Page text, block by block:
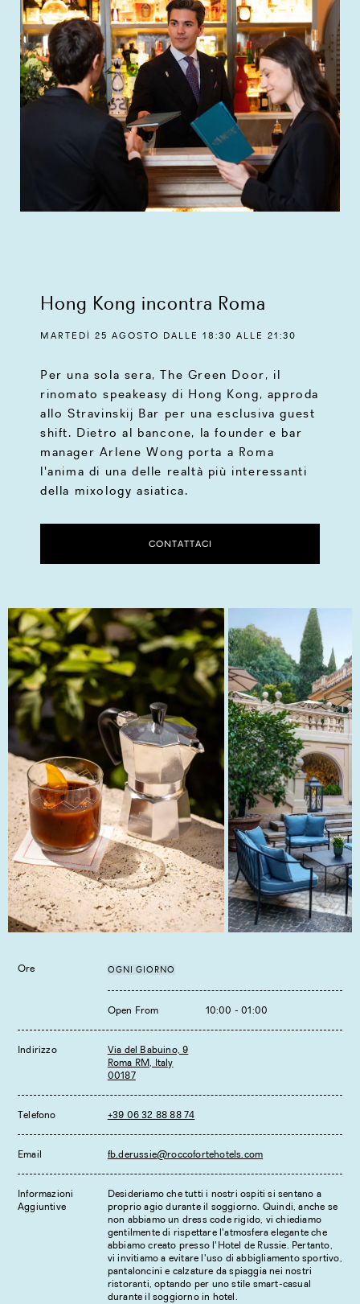
Hong Kong incontra Roma
MARTEDÌ 25 AGOSTO DALLE 18:30 ALLE 21:30
Per una sola sera, The Green Door, il
rinomato speakeasy di Hong Kong, approda
allo Stravinskij Bar per una esclusiva guest
shift. Dietro al bancone, la founder e bar
manager Arlene Wong porta a Roma
l'anima di una delle realtà più interessanti
della mixology asiatica.
CONTATTACI
Ore OGNI GIORNO
Open From 10:00 - 01:00
Indirizzo
Via del Babuino, 9
Roma RM, Italy
00187
Telefono +39 06 32 88 88 74
Email fb.derussie@roccofortehotels.com
Informazioni
Aggiuntive
Desideriamo che tutti i nostri ospiti si sentano a
proprio agio durante il soggiorno. Quindi, anche se
non abbiamo un dress code rigido, vi chiediamo
gentilmente di rispettare l'atmosfera elegante che
abbiamo creato presso l'Hotel de Russie. Pertanto,
vi invitiamo a evitare l'uso di abbigliamento sportivo,
pantaloncini e calzature da spiaggia nei nostri
ristoranti, optando per uno stile smart-casual
durante il soggiorno in hotel.